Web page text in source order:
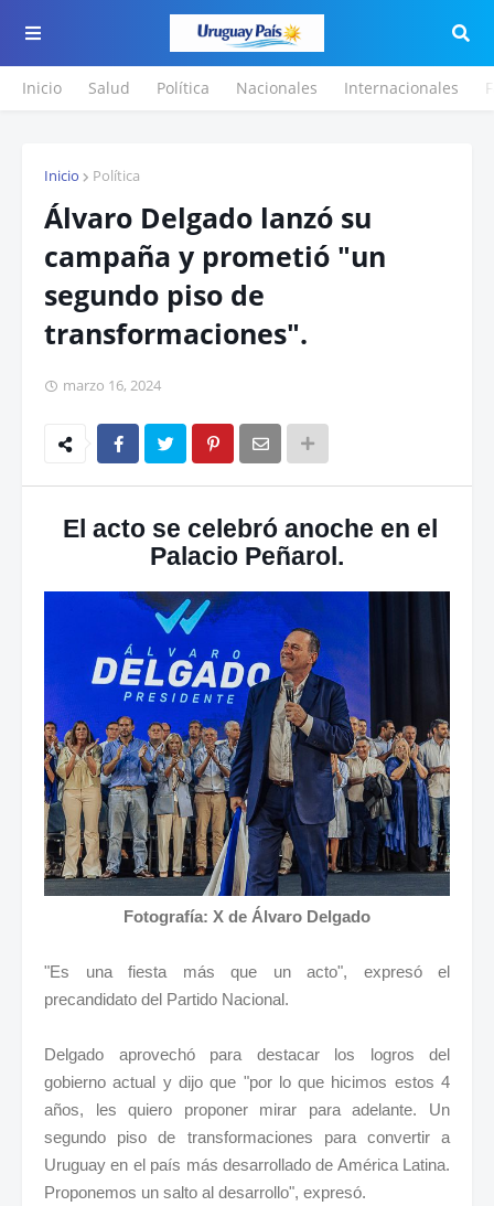
Inicio Salud Política Nacionales Internacionales
Inicio Política
Álvaro Delgado lanzó su
campaña y prometió "un
segundo piso de
transformaciones".
marzo 16, 2024
El acto se celebró anoche en el
Palacio Peñarol.
Fotografía: X de Álvaro Delgado
"Es una fiesta más que un acto", expresó el
precandidato del Partido Nacional.
Delgado aprovechó para destacar los logros del
gobierno actual y dijo que "por lo que hicimos estos 4
años, les quiero proponer mirar para adelante. Un
segundo piso de transformaciones para convertir a
Uruguay en el país más desarrollado de América Latina.
Proponemos un salto al desarrollo", expresó.